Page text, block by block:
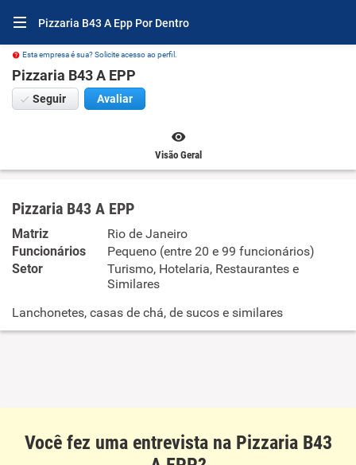
Pizzaria B43 A Epp Por Dentro
Esta empresa é sua? Solicite acesso ao perfil.
Pizzaria B43 A EPP
Seguir Avaliar
Visão Geral
Pizzaria B43 A EPP
Matriz
Rio de Janeiro
Funcionários
Pequeno (entre 20 e 99 funcionários)
Setor
Turismo, Hotelaria, Restaurantes e
Similares
Lanchonetes, casas de chá, de sucos e similares
Você fez uma entrevista na Pizzaria B43